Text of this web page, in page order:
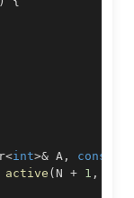
<int>& A , const
active ( N + 1 ,